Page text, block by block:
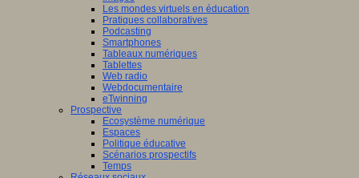
Les mondes virtuels en éducation
Pratiques collaboratives
Podcasting
Smartphones
Tableaux numériques
Tablettes
Web radio
Webdocumentaire
eTwinning
Prospective
Ecosystème numérique
Espaces
Politique éducative
Scénarios prospectifs
Temps